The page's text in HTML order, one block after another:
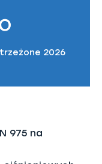
2026
975 na